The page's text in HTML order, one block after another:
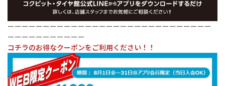
ーーーーーーーーーーーーーーーーーーーーーーーーーーーーー
ーーーーーーーーーーー
コチラのお得なクーポンをご利用ください！！